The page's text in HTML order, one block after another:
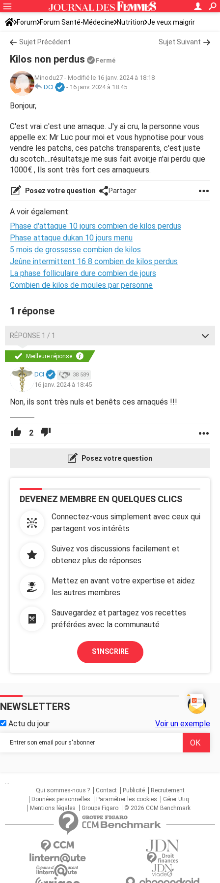
Forum Forum Santé-Médecine Nutrition Je veux maigrir
Sujet Précédent Sujet Suivant
Kilos non perdus Fermé
Minodu27 - Modifié le 16 janv. 2024 à 18:18
DCI
- 16 janv. 2024 à 18:45
Bonjour,
C'est vrai c'est une arnaque. J'y ai cru, la personne vous
appelle ex: Mr Luc pour moi et vous hypnotise pour vous
vendre les patchs, ces patchs transparents, c'est juste
du scotch....résultats,je me suis fait avoir,je n'ai perdu que
1000€ , Ils sont très fort ces arnaqueurs.
Posez votre question Partager
A voir également:
Phase d'attaque 10 jours combien de kilos perdus
Phase attaque dukan 10 jours menu
5 mois de grossesse combien de kilos
Jeûne intermittent 16 8 combien de kilos perdus
La phase folliculaire dure combien de jours
Combien de kilos de moules par personne
1 réponse
RÉPONSE 1 / 1
Meilleure réponse
DCI 38 589
16 janv. 2024 à 18:45
Non, ils sont très nuls et benêts ces arnaqués !!!
2
Posez votre question
DEVENEZ MEMBRE EN QUELQUES CLICS
Connectez-vous simplement avec ceux qui
partagent vos intérêts
Suivez vos discussions facilement et
obtenez plus de réponses
Mettez en avant votre expertise et aidez
les autres membres
Sauvegardez et partagez vos recettes
préférées avec la communauté
S'INSCRIRE
NEWSLETTERS
Actu du jour Voir un exemple
...
Qui sommes-nous ?
Contact Publicité
Recrutement
Données personnelles
Paramétrer les cookies
Gérer Utiq
Mentions légales
Groupe Figaro © 2026 CCM Benchmark